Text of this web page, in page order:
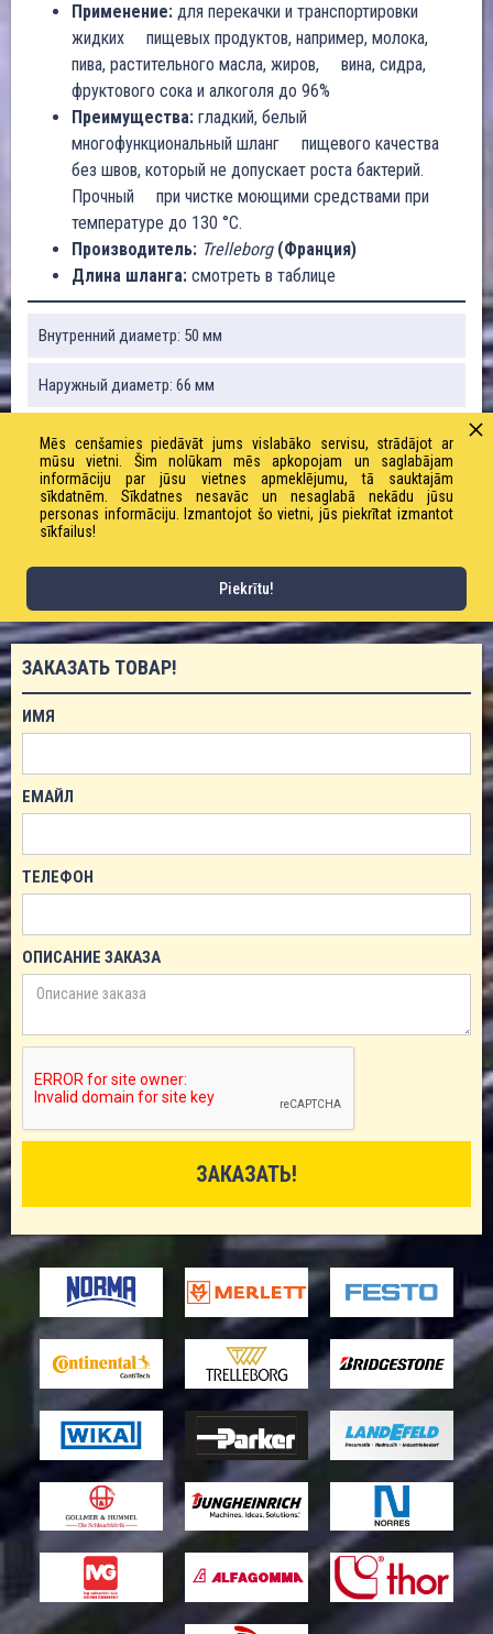
Применение: для перекачки и транспортировки
жидких пищевых продуктов, например, молока,
пива, растительного масла, жиров, вина, сидра,
фруктового сока и алкоголя до 96%
Преимущества: гладкий, белый
многофункциональный шланг пищевого качества
без швов, который не допускает роста бактерий.
Прочный при чистке моющими средствами при
температуре до 130 °C.
Производитель: Trelleborg (Франция)
Длина шланга: смотреть в таблице
Внутренний диаметр: 50 мм
Наружный диаметр: 66 мм
Радиус изгиба: 300 мм
Вакуум: 70
Вес: 1970 г / м
ЗАКАЗАТЬ ТОВАР!
ИМЯ
ЕМАЙЛ
ТЕЛЕФОН
ОПИСАНИЕ ЗАКАЗА
Mēs cenšamies piedāvāt jums vislabāko servisu, strādājot ar
mūsu vietni. Šim nolūkam mēs apkopojam un saglabājam
informāciju par jūsu vietnes apmeklējumu, tā sauktajām
sīkdatnēm. Sīkdatnes nesavāc un nesaglabā nekādu jūsu
personas informāciju. Izmantojot šo vietni, jūs piekrītat izmantot
sīkfailus!
Piekrītu!